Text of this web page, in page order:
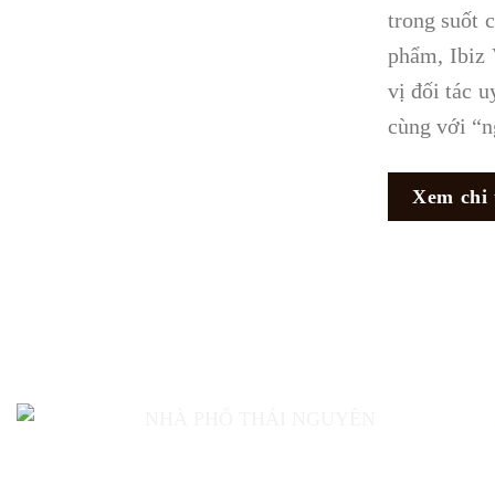
trong suốt
phẩm, Ibiz
vị đối tác
cùng với
Xem chi